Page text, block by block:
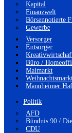
Kapital
Finanzwelt
Börsennotierte
Gewerbe
Versorger
Entsorger
Büro /
Maimarkt
Mannheimer
Politik
AFD
Bündnis 90 /
CDU